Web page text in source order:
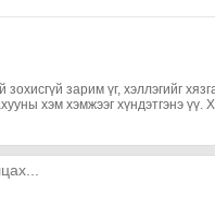
зарим үг, хэллэгийг
хэм хэмжээг хүндэтгэнэ үү.